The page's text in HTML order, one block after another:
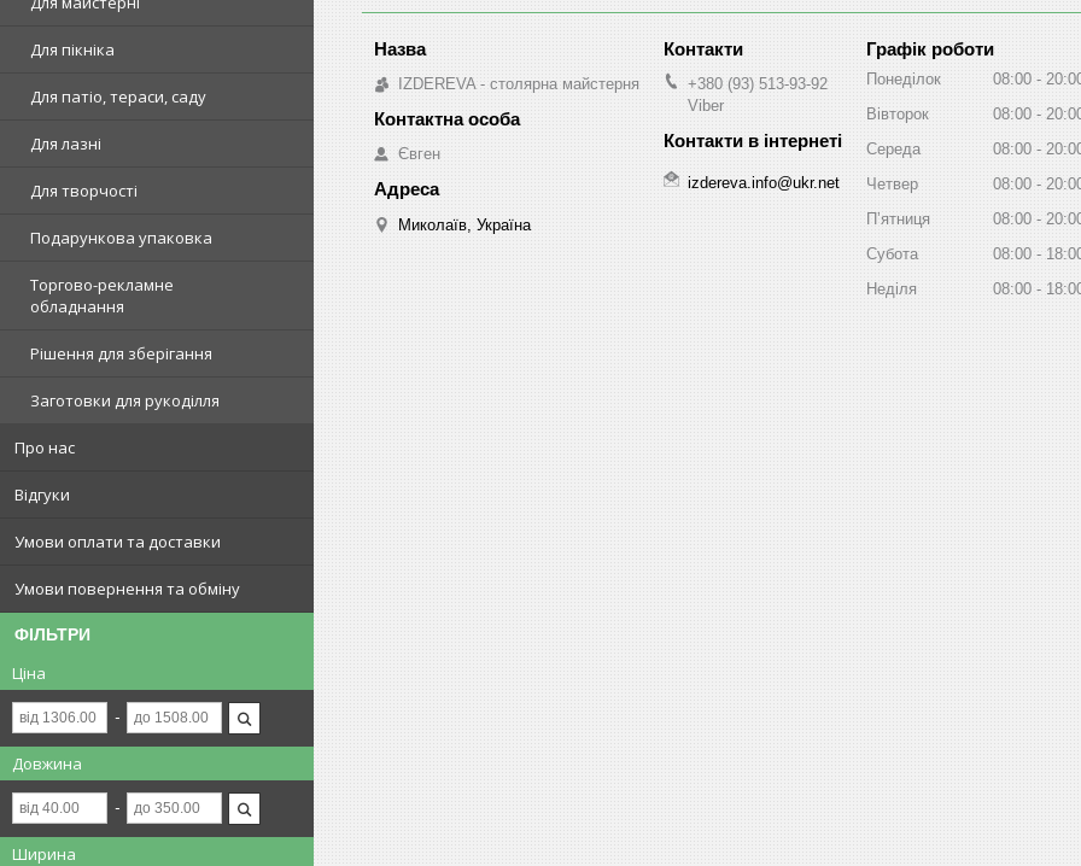
Для пікніка
Для патіо, тераси, саду
Для лазні
Для творчості
Подарункова упаковка
Торгово-рекламне
обладнання
Рішення для зберігання
Заготовки для рукоділля
Про нас
Відгуки
Умови оплати та доставки
Умови повернення та обміну
ФІЛЬТРИ
Ціна
Довжина
Ширина
IZDEREVA - столярна майстерня
Євген
Миколаїв, Україна
+380 (93) 513-93-92
Viber
izdereva.info@ukr.net
Графік роботи
Понеділок 08:00
Вівторок
08:00
Середа
08:00
Четвер
08:00
Пʼятниця
08:00
Субота
08:00
Неділя
08:00